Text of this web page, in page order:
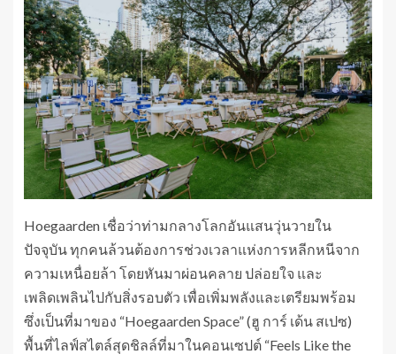
Hoegaarden เชื่อว่าท่ามกลางโลกอันแสนวุ่นวายใน
ปัจจุบัน ทุกคนล้วนต้องการช่วงเวลาแห่งการหลีกหนีจาก
ความเหนื่อยล้า โดยหันมาผ่อนคลาย ปล่อยใจ และ
เพลิดเพลินไปกับสิ่งรอบตัว เพื่อเพิ่มพลังและเตรียมพร้อม
ซึ่งเป็นที่มาของ “Hoegaarden Space” (ฮู การ์ เด้น สเปซ)
พื้นที่ไลฟ์สไตล์สุดชิลล์ที่มาในคอนเซปต์ “Feels Like the